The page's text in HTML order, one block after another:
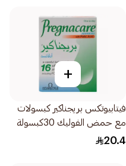
+
فيتابيوتكس بريجناكير كبسولات
مع حمض الفوليك 30كبسولة
20.4